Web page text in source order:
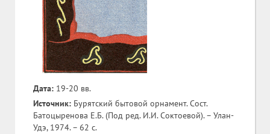
Дата: 19-20 вв.
Источник: Бурятский бытовой орнамент. Сост.
Батоцыренова Е.Б. (Под ред. И.И. Соктоевой). – Улан-
Удэ, 1974. – 62 с.